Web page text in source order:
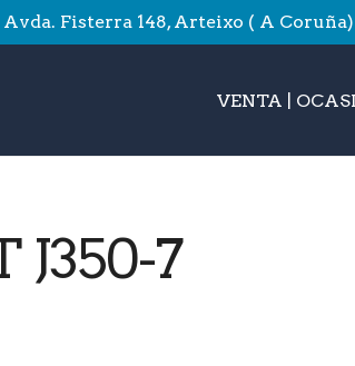
Avda. Fisterra 148, Arteixo ( A Coruña)
VENTA |
J350-7